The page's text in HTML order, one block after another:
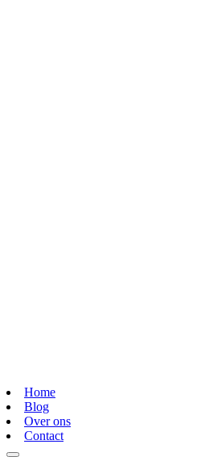
Home
Blog
Over ons
Contact